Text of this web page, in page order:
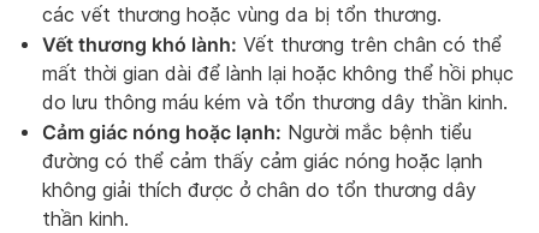
các vết thương hoặc vùng da bị tổn thương.
Vết thương khó lành: Vết thương trên chân có thể
mất thời gian dài để lành lại hoặc không thể hồi phục
do lưu thông máu kém và tổn thương dây thần kinh.
Cảm giác nóng hoặc lạnh: Người mắc bệnh tiểu
đường có thể cảm thấy cảm giác nóng hoặc lạnh
không giải thích được ở chân do tổn thương dây
thần kinh.